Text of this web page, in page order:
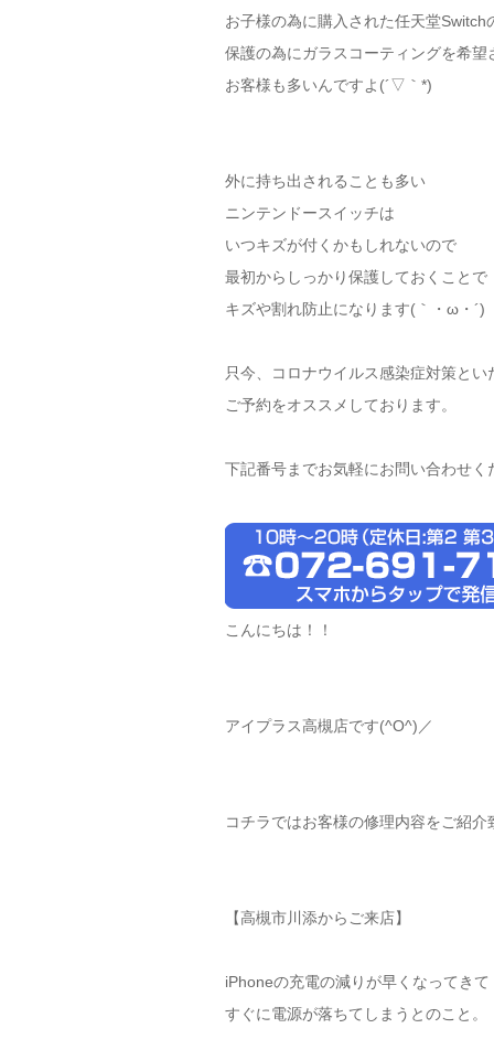
お子様の為に購入された任天堂Switch
保護の為にガラスコーティングを希望
お客様も多いんですよ(´▽｀*)
外に持ち出されることも多い
ニンテンドースイッチは
いつキズが付くかもしれないので
最初からしっかり保護しておくことで
キズや割れ防止になります(｀・ω・´)
只今、コロナウイルス感染症対策とい
ご予約をオススメしております。
下記番号までお気軽にお問い合わせく
こんにちは！！
アイプラス高槻店です(^O^)／
コチラではお客様の修理内容をご紹
【高槻市川添からご来店】
iPhoneの充電の減りが早くなってきて
すぐに電源が落ちてしまうとのこと。